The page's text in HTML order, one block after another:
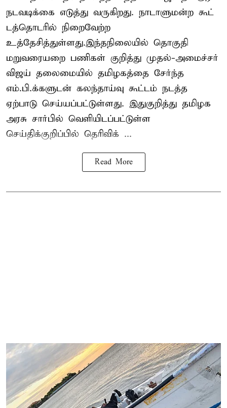
நடவடிக்கை எடுத்து வருகிறது. நாடாளுமன்ற கூட்
டத்தொடரில் நிறைவேற்ற
உத்தேசித்துள்ளது.இந்தநிலையில் தொகுதி
மறுவரையறை பணிகள் குறித்து முதல்-அமைச்சர்
விஜய் தலைமையில் தமிழகத்தை சேர்ந்த
எம்.பி.க்களுடன் கலந்தாய்வு கூட்டம் நடத்த
ஏற்பாடு செய்யப்பட்டுள்ளது. இதுகுறித்து தமிழக
அரசு சார்பில் வெளியிடப்பட்டுள்ள
செய்திக்குறிப்பில் தெரிவிக் ...
Read More